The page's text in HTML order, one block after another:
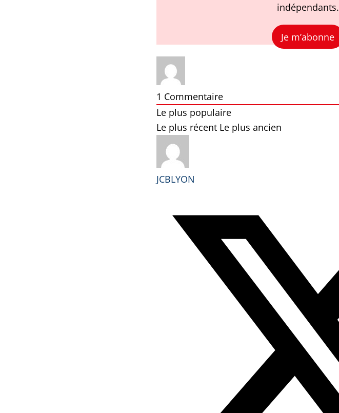
indépendants.
Je m’abonne
1 Commentaire
Le plus populaire
Le plus récent Le plus ancien
JCBLYON